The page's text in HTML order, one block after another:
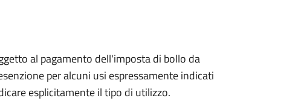
al pagamento dell'imposta di bollo da
per alcuni usi espressamente indicati
esplicitamente il tipo di utilizzo.